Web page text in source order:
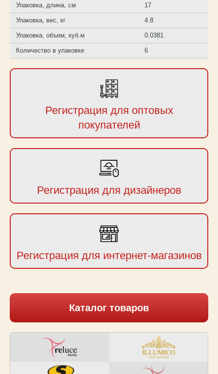
Упаковка, длина, см 17
Упаковка, вес, кг 4.8
Упаковка, объем, куб.м 0.0381
Количество в упаковке 6
Регистрация для оптовых
покупателей
Регистрация для дизайнеров
Регистрация для интернет-магазинов
Каталог товаров